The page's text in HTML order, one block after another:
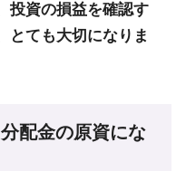
投資の損益を確認す
とても大切になりま
配金の原資にな